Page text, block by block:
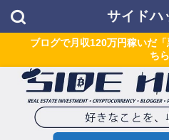
サイドハ
ブログで月収120万円稼いだ
ちら